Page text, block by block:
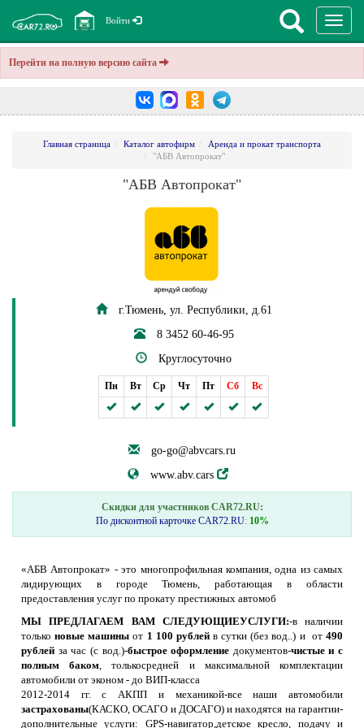
Перейти на полную версию сайта
Войти
Главная страница Каталог автофирм
Аренда и прокат транспорта
"АБВ Автопрокат"
"АБВ Автопрокат"
г.Тюмень, ул. Республики, д.61
8 3452 60-46-95
Круглосуточно
Пн Вт Ср Чт Пт Сб Вс
go-go@abvcars.ru
www.abv.cars
Скидки для участников CAR72.RU:
По дисконтной карточке CAR72.RU: 10%
«АБВ Автопрокат» - это многопрофильная компания, одна из самых
лидирующих в городе Тюмень, работающая в области
предоставления услуг по прокату престижных автомоб
МЫ ПРЕДЛАГАЕМ ВАМ СЛЕДУЮЩИЕУСЛУГИ:-в наличии
тольконовые машины от 1 100 рублейв сутки (без вод..) и от490
рублей за час (с вод.)-быстрое оформление документов-чистые и с
полным баком, толькосредней и максимальной комплектации
автомобили от эконом - до ВИП-класса
2012-2014 гг. с АКПП и механикой-все наши автомобили
застрахованы(КАСКО, ОСАГО и ДОСАГО) и находятся на гарантии-
дополнительные услуги: GPS-навигатор,детское кресло, подачу и